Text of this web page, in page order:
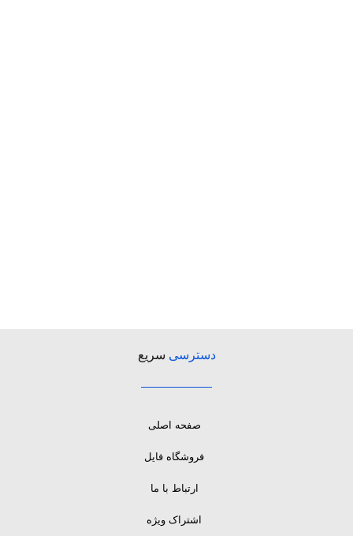
دسترسی سریع
صفحه اصلی
فروشگاه فایل
ارتباط با ما
اشتراک ویژه